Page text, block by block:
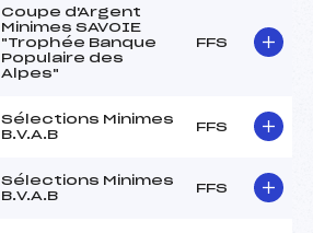
Coupe d'Argent
Minimes SAVOIE
"Trophée Banque
Populaire des
Alpes"
FFS
Sélections Minimes
B.V.A.B
FFS
Sélections Minimes
B.V.A.B
FFS